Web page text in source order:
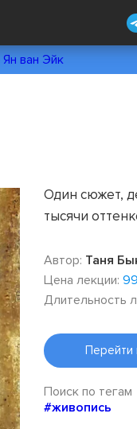
Ян ван Эйк
Один сюжет,
тысячи
Автор: Таня
Цена лекции:
Длительность
Перейти
Поиск по тегам
#живопись